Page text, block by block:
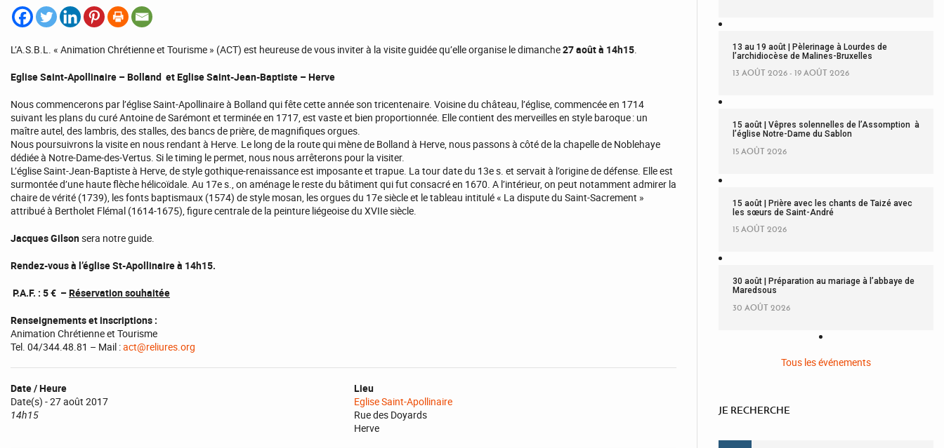
L’A.S.B.L. « Animation Chrétienne et Tourisme » (ACT) est heureuse de vous inviter à la visite guidée qu’elle organise le dimanche27 août à 14h15.
Eglise Saint-Apollinaire – Bolland etEglise Saint-Jean-Baptiste – Herve
Nous commencerons par l’église Saint-Apollinaire à Bolland qui fête cette année son tricentenaire. Voisine du château, l’église, commencée en 1714
suivant les plans du curé Antoine de Sarémont et terminée en 1717, est vaste et bien proportionnée. Elle contient des merveilles en style baroque : un
maître autel, des lambris, des stalles, des bancs de prière, de magnifiques orgues.
Nous poursuivrons la visite en nous rendant à Herve. Le long de la route qui mène de Bolland à Herve, nous passons à côté de la chapelle de Noblehaye
dédiée à Notre-Dame-des-Vertus. Si le timing le permet, nous nous arrêterons pour la visiter.
L’église Saint-Jean-Baptiste à Herve, de style gothique-renaissance est imposante et trapue. La tour date du 13e s. et servait à l’origine de défense. Elle est
surmontée d’une haute flèche hélicoïdale. Au 17e s., on aménage le reste du bâtiment qui fut consacré en 1670. A l’intérieur, on peut notamment admirer la
chaire de vérité (1739), les fonts baptismaux (1574) de style mosan, les orgues du 17e siècle et le tableau intitulé « La dispute du Saint-Sacrement »
attribué à Bertholet Flémal (1614-1675), figure centrale de la peinture liégeoise du XVIIe siècle.
Jacques Gilsonsera notre guide.
Rendez-vous à l’église St-Apollinaire à 14h15.
P.A.F. : 5 € –Réservation souhaitée
Renseignements et inscriptions :
Animation Chrétienne et Tourisme
Tel. 04/344.48.81 – Mail :act@reliures.org
Date / Heure
Date(s) - 27 août 2017
14h15
Lieu
Eglise Saint-Apollinaire
Rue des Doyards
Herve
13 au 19 août | Pèlerinage à Lourdes de
l’archidiocèse de Malines-Bruxelles
13 AOÛT 2026 - 19 AOÛT 2026
15 août | Vêpres solennelles de l’Assomption à
l’église Notre-Dame du Sablon
15 AOÛT 2026
15 août | Prière avec les chants de Taizé avec
les sœurs de Saint-André
15 AOÛT 2026
30 août | Préparation au mariage à l’abbaye de
Maredsous
30 AOÛT 2026
Tous les événements
JE RECHERCHE